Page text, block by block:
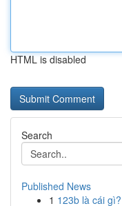
HTML is disabled
Search
Published News
1 123b là cái gì?